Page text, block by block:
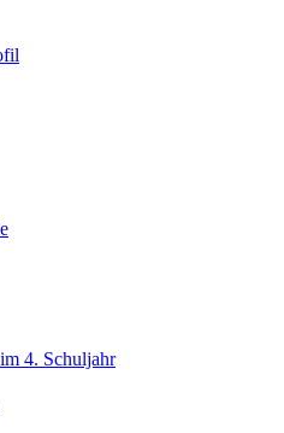
4. Schuljahr